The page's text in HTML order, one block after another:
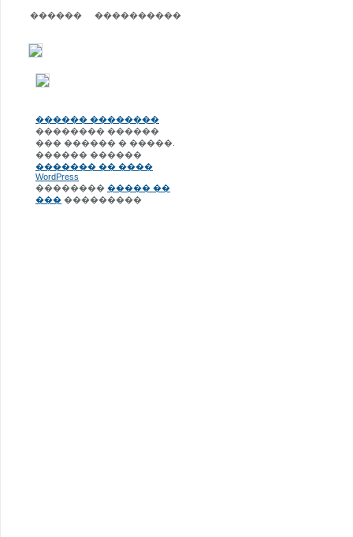
������ ����������
������ ��������
�������� ������
��� ������ � �����.
������ ������
������� �� ����
WordPress
�������� ����� ��
��� ���������